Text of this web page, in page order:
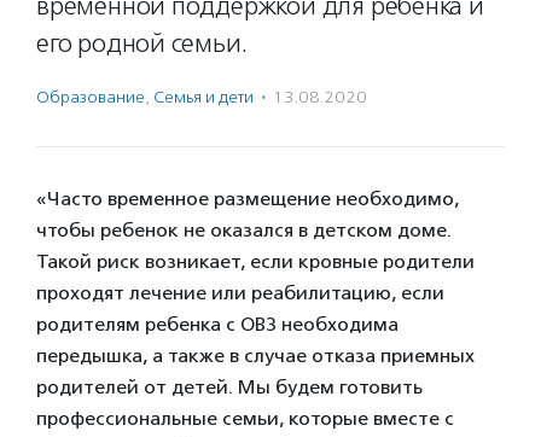
его родной семьи.
Образование, Семья и дети · 13.08.2020
«Часто временное размещение необходимо,
чтобы ребенок не оказался в детском доме.
Такой риск возникает, если кровные родители
проходят лечение или реабилитацию, если
родителям ребенка с ОВЗ необходима
передышка, а также в случае отказа приемных
родителей от детей. Мы будем готовить
профессиональные семьи, которые вместе с